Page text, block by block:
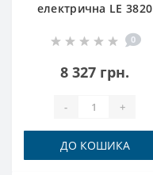
електрична LE 3820
0
8 327 грн.
- +
ДО КОШИКА